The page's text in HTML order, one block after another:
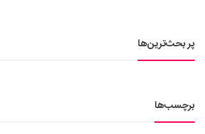
علمی
نجوم و هوا فضا
زمین و محیط زیست
پر بحث‌ترین‌ها
برچسب‌ها